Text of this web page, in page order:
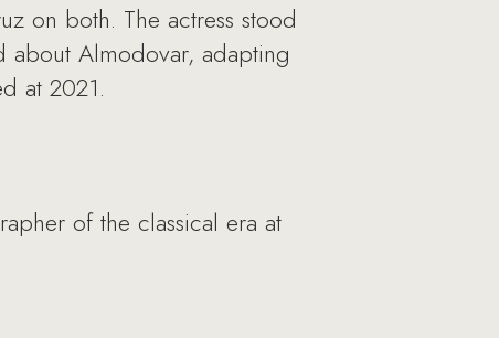
on both. The actress stood
about Almodovar, adapting
at 2021.
of the classical era at